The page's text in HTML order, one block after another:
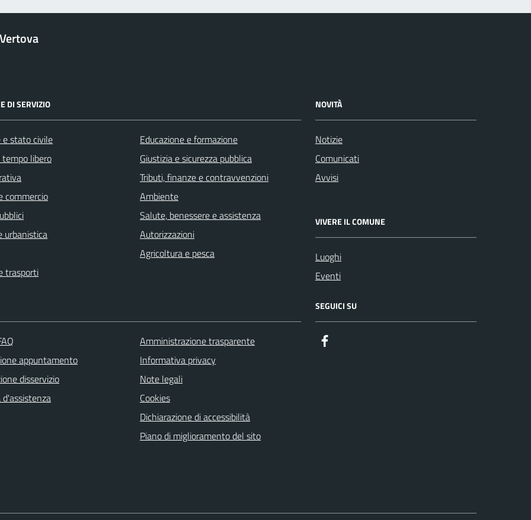
DI SERVIZIO
e stato civile
libero
commercio
urbanistica
trasporti
Educazione e formazione
Giustizia e sicurezza pubblica
Tributi, finanze e contravvenzioni
Ambiente
Salute, benessere e assistenza
Autorizzazioni
Agricoltura e pesca
NOVITÀ
Notizie
Comunicati
Avvisi
VIVERE IL COMUNE
Luoghi
Eventi
appuntamento
disservizio
d'assistenza
Amministrazione trasparente
Informativa privacy
Note legali
Cookies
Dichiarazione di accessibilità
Piano di miglioramento del sito
SEGUICI SU